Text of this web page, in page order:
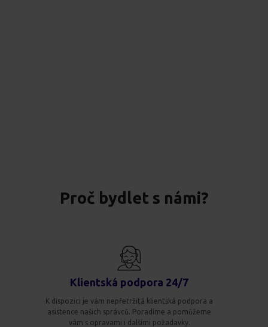
Proč bydlet s námi?
Klientská podpora 24/7
K dispozici je vám nepřetržitá klientská podpora a
asistence našich správců. Poradíme a pomůžeme
vám s opravami i dalšími požadavky.